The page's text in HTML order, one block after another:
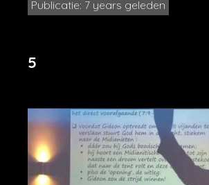
Publicatie: 7 years geleden
5